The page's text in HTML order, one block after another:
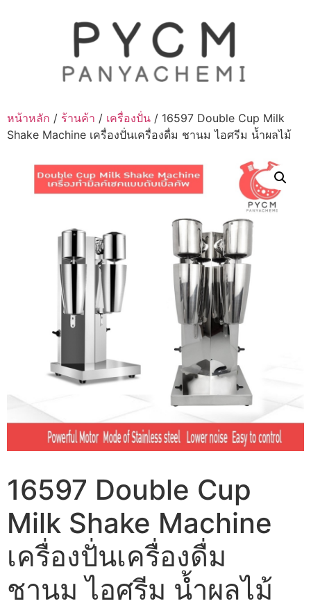
หน้าหลัก / ร้านค้า / เครื่องปั่น / 16597 Double Cup Milk
Shake Machine เครื่องปั่นเครื่องดื่ม ชานม ไอศรีม น้ำผลไม้
16597 Double Cup
Milk Shake Machine
เครื่องปั่นเครื่องดื่ม
ชานม ไอศรีม น้ำผลไม้